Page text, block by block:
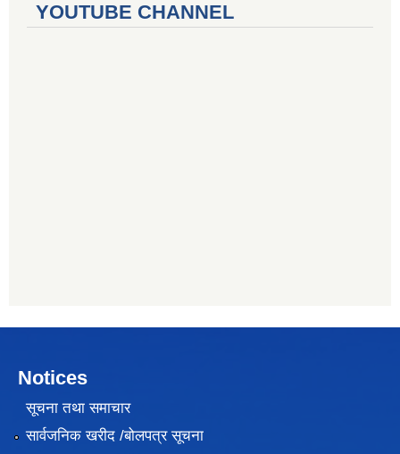
YOUTUBE CHANNEL
Notices
सूचना तथा समाचार
सार्वजनिक खरीद /बोलपत्र सूचना